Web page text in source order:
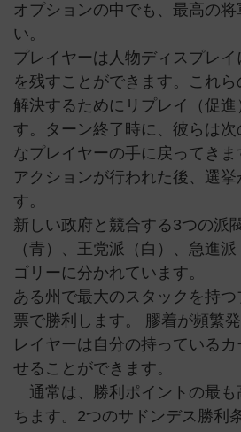
オプションの中でも、最高の
い。
プレイヤーは人物ディスプレ
を残すことができます。これ
解決するためにリプレイ（促進
す。ターン終了時に、彼らは
なプレイヤーの手に戻ってきま
アクションが行われた後、選
す。
新しい政府と競合する3つの派
（青）、王党派（白）、急進
ゴリーに分かれています。
ある州で最大のスタックを持
票で勝利します。 膠着が頻繁
レイヤーは自分の持っている
せることができます。
通常は、勝利ポイントの最も
ちます。2つのサドンデス勝利